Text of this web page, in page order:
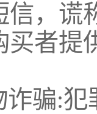
信，谎
买者提
诈骗: